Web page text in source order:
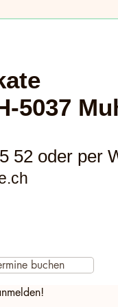
5037
52 oder per
buchen